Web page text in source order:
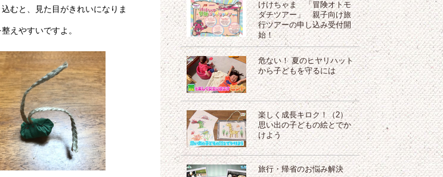
むと、見た目がきれいになりま
えやすいですよ。
けけちゃま 「冒険オトモ
ダチツアー」 親子向け旅
行ツアーの申し込み受付開
始！
危ない！ 夏のヒヤリハット
から子どもを守るには
楽しく成長キロク！（2）
思い出の子どもの絵とでか
けよう
旅行・帰省のお悩み解決